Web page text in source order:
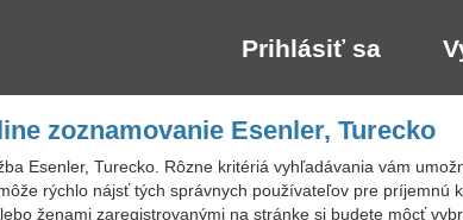
Prihlásiť sa
zoznamovanie Esenler, Turecko
Esenler, Turecko. Rôzne kritériá vyhľadávania vám
rýchlo nájsť tých správnych používateľov pre príjemnú
ženami zaregistrovanými na stránke si budete môcť